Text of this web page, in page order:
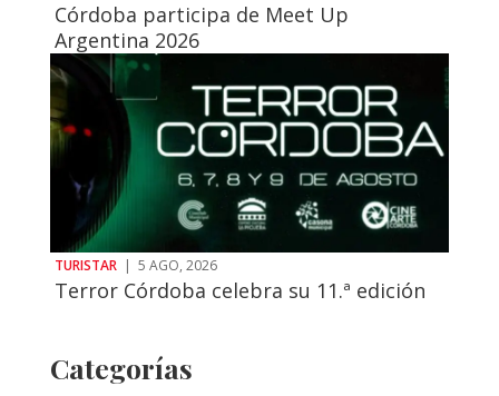
Córdoba participa de Meet Up
Argentina 2026
TURISTAR | 5 AGO, 2026
Terror Córdoba celebra su 11.ª edición
Categorías